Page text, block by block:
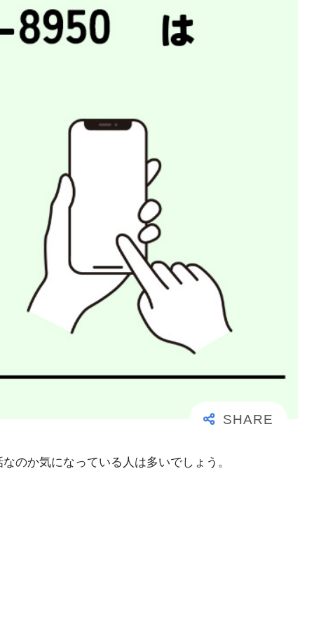
のか気になっている人は多いでしょう。